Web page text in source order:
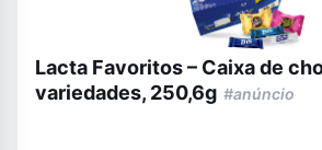
Lacta Favoritos – Caixa de
variedades, 250,6g #anúncio